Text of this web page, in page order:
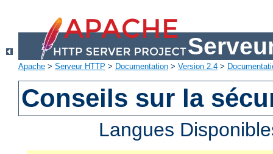
Apache > Serveur HTTP > Documentation > Version 2.4 >
Conseils sur la
Langues